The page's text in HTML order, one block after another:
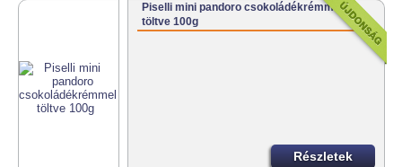
Piselli mini pandoro csokoládékrémmel
töltve 100g
Részletek